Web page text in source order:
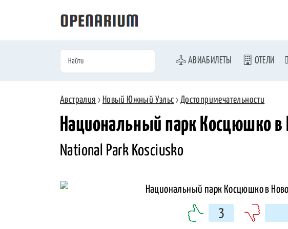
АВИАБИЛЕТЫ ОТЕЛИ
Австралия › Новый Южный Уэльс › Достопримечательности
Национальный парк Косцюшко
National Park Kosciusko
3